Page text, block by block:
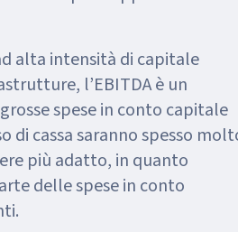
alta intensità di capitale
l’EBITDA è un
spese in conto capitale
di cassa saranno spesso
più adatto, in quanto
delle spese in conto